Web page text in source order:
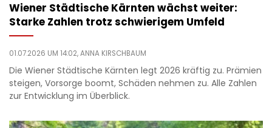
Wiener Städtische Kärnten wächst weiter:
Starke Zahlen trotz schwierigem Umfeld
01.07.2026 UM 14:02,ANNA KIRSCHBAUM
Die Wiener Städtische Kärnten legt 2026 kräftig zu. Prämien
steigen, Vorsorge boomt, Schäden nehmen zu. Alle Zahlen
zur Entwicklung im Überblick.